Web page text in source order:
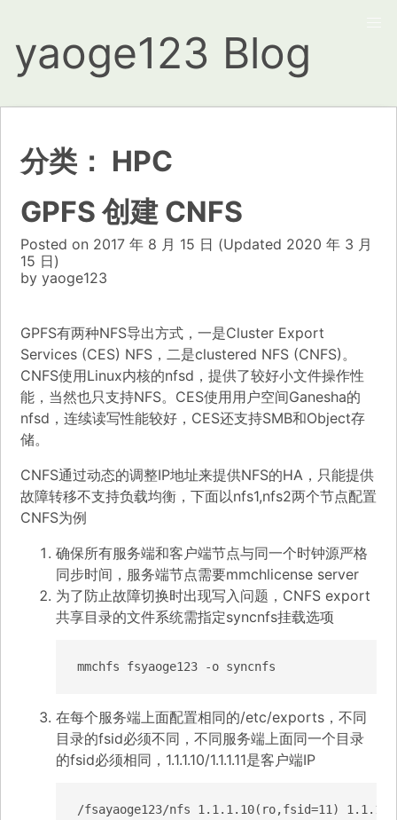
yaoge123 Blog
分类： HPC
GPFS 创建 CNFS
Posted on 2017 年 8 月 15 日 (Updated 2020 年 3 月
15 日)
by yaoge123
GPFS有两种NFS导出方式，一是Cluster Export
Services (CES) NFS，二是clustered NFS (CNFS)。
CNFS使用Linux内核的nfsd，提供了较好小文件操作性
能，当然也只支持NFS。CES使用用户空间Ganesha的
nfsd，连续读写性能较好，CES还支持SMB和Object存
储。
CNFS通过动态的调整IP地址来提供NFS的HA，只能提供
故障转移不支持负载均衡，下面以nfs1,nfs2两个节点配置
CNFS为例
确保所有服务端和客户端节点与同一个时钟源严格
同步时间，服务端节点需要mmchlicense server
为了防止故障切换时出现写入问题，CNFS export
共享目录的文件系统需指定syncnfs挂载选项
mmchfs fsyaoge123 -o syncnfs
在每个服务端上面配置相同的/etc/exports，不同
目录的fsid必须不同，不同服务端上面同一个目录
的fsid必须相同，1.1.1.10/1.1.1.11是客户端IP
/fsayaoge123/nfs 1.1.1.10(ro,fsid=11)